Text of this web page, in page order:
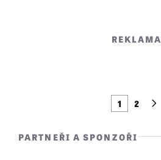
REKLAMA
1 2
PARTNEŘI A SPONZOŘI